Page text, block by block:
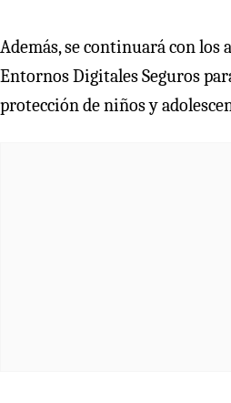
Además, se continuará con los
Entornos Digitales Seguros
protección de niños y